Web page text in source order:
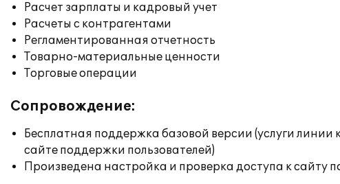
Расчет зарплаты и кадровый учет
Расчеты с контрагентами
Регламентированная отчетность
Товарно-материальные ценности
Торговые операции
Сопровождение:
Бесплатная поддержка базовой версии (услуги
сайте поддержки пользователей)
Произведена настройка и проверка доступа к сайту